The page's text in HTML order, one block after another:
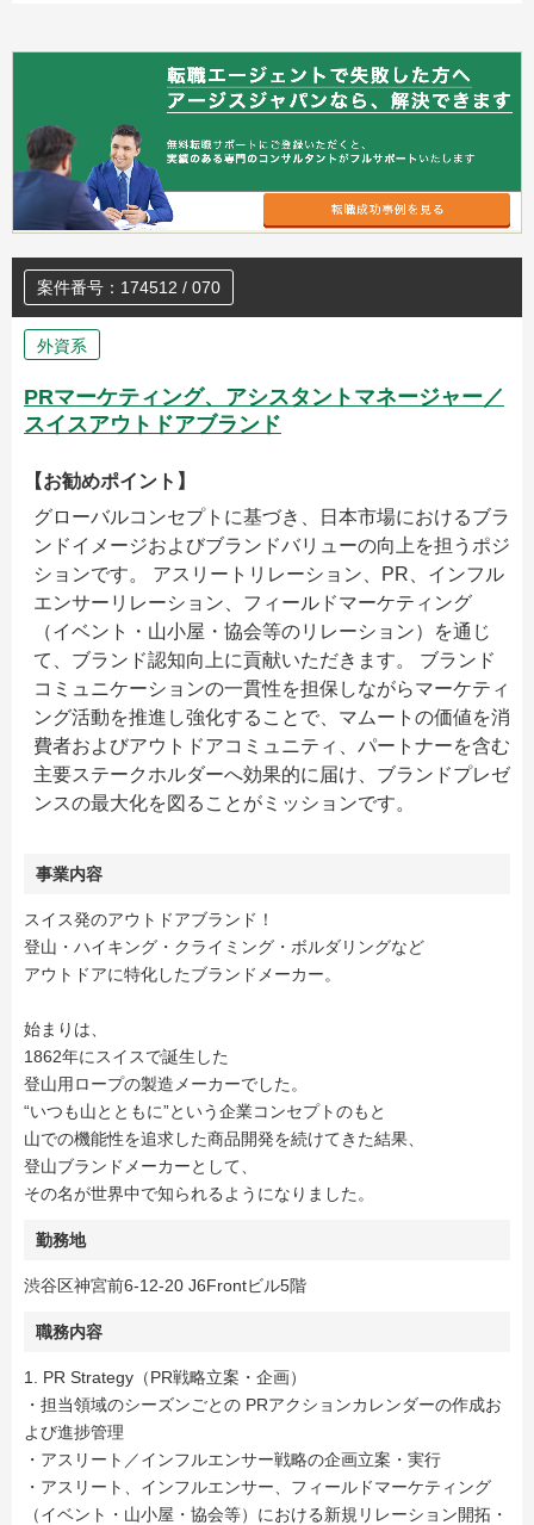
案件番号：174512 / 070
外資系
PRマーケティング、アシスタントマネージャー／
スイスアウトドアブランド
【お勧めポイント】
グローバルコンセプトに基づき、日本市場におけるブラ
ンドイメージおよびブランドバリューの向上を担うポジ
ションです。 アスリートリレーション、PR、インフル
エンサーリレーション、フィールドマーケティング
（イベント・山小屋・協会等のリレーション）を通じ
て、ブランド認知向上に貢献いただきます。 ブランド
コミュニケーションの一貫性を担保しながらマーケティ
ング活動を推進し強化することで、マムートの価値を消
費者およびアウトドアコミュニティ、パートナーを含む
主要ステークホルダーへ効果的に届け、ブランドプレゼ
ンスの最大化を図ることがミッションです。
事業内容
スイス発のアウトドアブランド！
登山・ハイキング・クライミング・ボルダリングなど
アウトドアに特化したブランドメーカー。
始まりは、
1862年にスイスで誕生した
登山用ロープの製造メーカーでした。
“いつも山とともに”という企業コンセプトのもと
山での機能性を追求した商品開発を続けてきた結果、
登山ブランドメーカーとして、
その名が世界中で知られるようになりました。
勤務地
渋谷区神宮前6-12-20 J6Frontビル5階
職務内容
1. PR Strategy（PR戦略立案・企画）
・担当領域のシーズンごとの PRアクションカレンダーの作成お
よび進捗管理
・アスリート／インフルエンサー戦略の企画立案・実行
・アスリート、インフルエンサー、フィールドマーケティング
（イベント・山小屋・協会等）における新規リレーション開拓・